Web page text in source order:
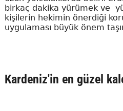
birkaç dakika yürümek ve
kişilerin hekimin önerdiği
uygulaması büyük önem
Kardeniz'in en güzel